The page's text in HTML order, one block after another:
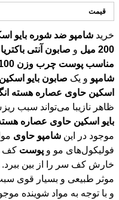
قیمت
خرید شامپو ضد شوره بایو
200 میل و صابون آنتی
مناسب پوست چرب وزن
شامپو و یک صابون بایو اسکین
اسکین حاوی عصاره هسته
ظاهر نازیبا می‌تواند سبب
بایو اسکین حاوی عصاره
موجود در این شامپو حاوی
فولیکول‌های مو و پوست کف
خارش کف سر را از بین ببرد.
موثر طبیعی و بسیار قوی